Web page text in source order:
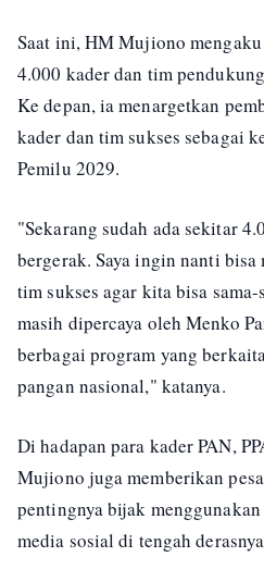
Saat ini, HM Mujiono
4.000 kader dan tim
Ke depan, ia menargetkan
kader dan tim sukses sebagai
Pemilu 2029.
"Sekarang sudah ada sekitar
bergerak. Saya ingin nanti
tim sukses agar kita bisa sama-
masih dipercaya oleh Menko
berbagai program yang
pangan nasional," katanya.
Di hadapan para kader PAN,
Mujiono juga memberikan
pentingnya bijak
media sosial di tengah